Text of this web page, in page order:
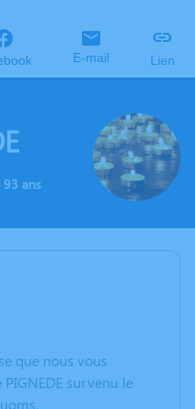
E-mail Lien
93 ans
que nous vous
survenu le